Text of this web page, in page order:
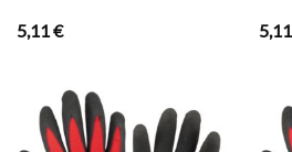
5,11 €
5,11